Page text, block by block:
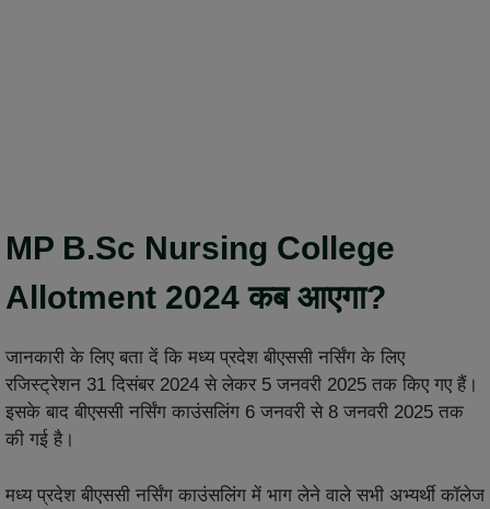
MP B.Sc Nursing College
Allotment 2024 कब आएगा?
जानकारी के लिए बता दें कि मध्य प्रदेश बीएससी नर्सिंग के लिए
रजिस्ट्रेशन 31 दिसंबर 2024 से लेकर 5 जनवरी 2025 तक किए गए हैं।
इसके बाद बीएससी नर्सिंग काउंसलिंग 6 जनवरी से 8 जनवरी 2025 तक
की गई है।
मध्य प्रदेश बीएससी नर्सिंग काउंसलिंग में भाग लेने वाले सभी अभ्यर्थी कॉलेज